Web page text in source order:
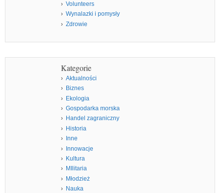
Volunteers
Wynalazki i pomysły
Zdrowie
Kategorie
Aktualności
Biznes
Ekologia
Gospodarka morska
Handel zagraniczny
Historia
Inne
Innowacje
Kultura
MIlitaria
Młodzież
Nauka